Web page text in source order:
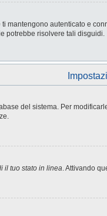
mantengono autenticato e
potrebbe risolvere tali disguidi.
del sistema. Per
il tuo stato in linea. Attivando